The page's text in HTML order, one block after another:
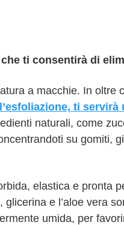
ti consentirà di
a macchie. In oltre
ti servirà
naturali, come
su gomiti,
elastica e pronta
glicerina e l’aloe vera
umida, per